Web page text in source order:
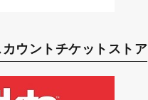
ウントチケットストア